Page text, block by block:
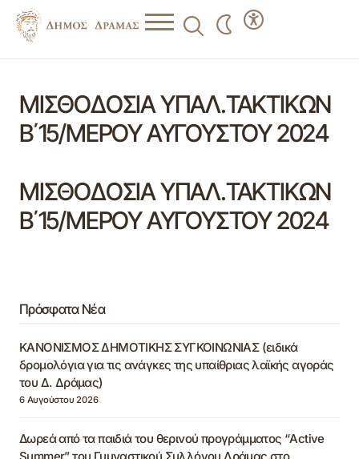
ΜΙΣΘΟΔΟΣΙΑ ΥΠΑΛ.ΤΑΚΤΙΚΩΝ
Β΄15/ΜΕΡΟΥ ΑΥΓΟΥΣΤΟΥ 2024
ΜΙΣΘΟΔΟΣΙΑ ΥΠΑΛ.ΤΑΚΤΙΚΩΝ
Β΄15/ΜΕΡΟΥ ΑΥΓΟΥΣΤΟΥ 2024
Πρόσφατα Νέα
ΚΑΝΟΝΙΣΜΟΣ ΔΗΜΟΤΙΚΗΣ ΣΥΓΚΟΙΝΩΝΙΑΣ (ειδικά
δρομολόγια για τις ανάγκες της υπαίθριας λαϊκής αγοράς
του Δ. Δράμας)
6 Αυγούστου 2026
Δωρεά από τα παιδιά του θερινού προγράμματος “Active
Summer” του Γυμναστικού Συλλόγου Δράμας στο